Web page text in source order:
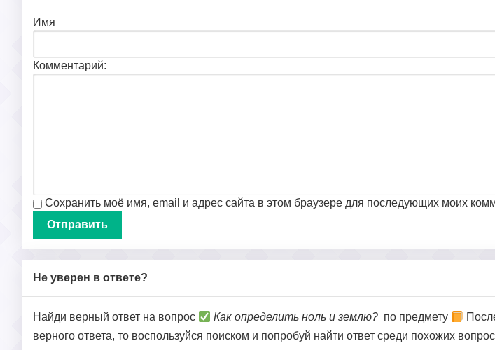
Имя
Комментарий:
Сохранить моё имя, email и адрес сайта в этом браузере для последующих моих
Не уверен в ответе?
Найди верный ответ на вопрос Как определить ноль и землю? по предмету
верного ответа, то воспользуйся поиском и попробуй найти ответ среди похожих